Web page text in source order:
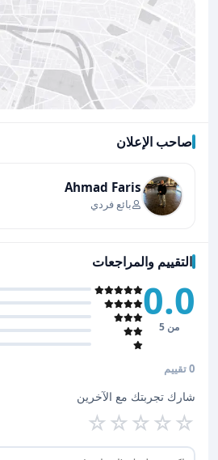
صاحب الإعلان
Ahmad Faris
بائع فردي
التقييم والمراجعات
0.0
من 5
0 تقييم
شارك تجربتك مع الآخرين
☆
☆
☆
☆
☆